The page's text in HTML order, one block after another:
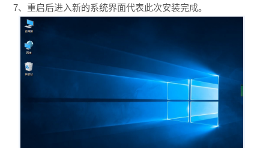
7、重启后进入新的系统界面代表此次安装完成。